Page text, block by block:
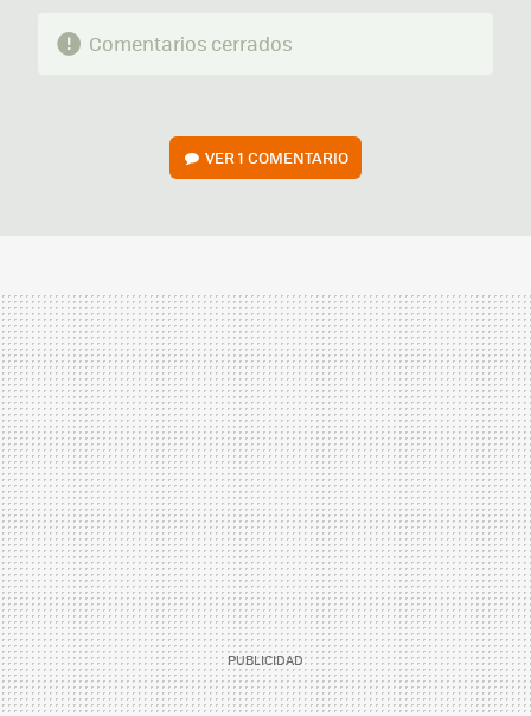
Comentarios cerrados
VER1 COMENTARIO